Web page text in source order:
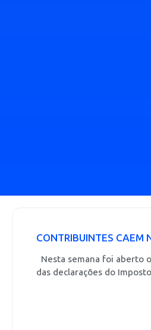
CONTRIBUINTES CAEM
Nesta semana foi aberto
das declarações do